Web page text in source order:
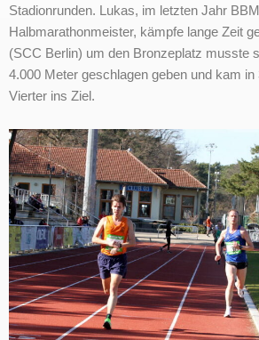
Stadionrunden. Lukas, im letzten Jahr BBM
Halbmarathonmeister, kämpfe lange Zeit
(SCC Berlin) um den Bronzeplatz musste
4.000 Meter geschlagen geben und kam in
Vierter ins Ziel.